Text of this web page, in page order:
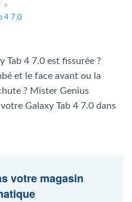
4 7.0
Tab 4 7.0 est fissurée ?
et le face avant ou la
? Mister Genius
Galaxy Tab 4 7.0 dans
votre magasin